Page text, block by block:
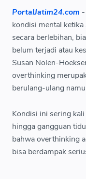
PortalJatim24.com -
kondisi mental
secara berlebihan,
belum terjadi atau
Susan Nolen-
overthinking
berulang-ulang
Kondisi ini sering
hingga gangguan
bahwa overthinking
bisa berdampak